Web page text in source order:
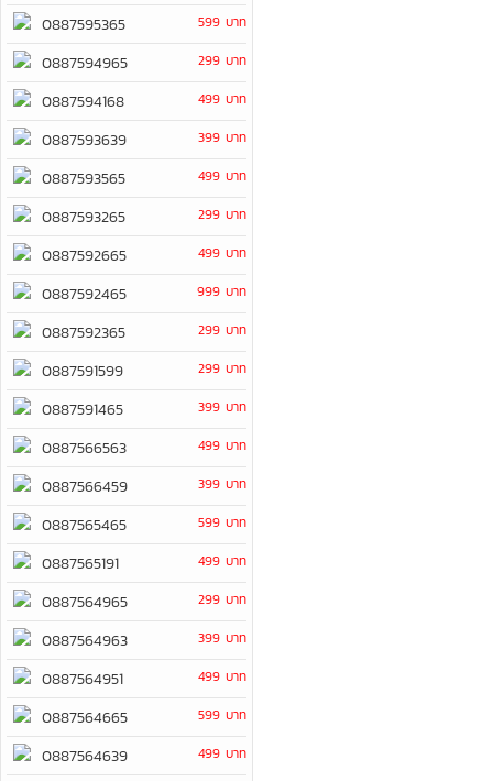
0887595365 599 บาท
0887594965 299 บาท
0887594168 499 บาท
0887593639 399 บาท
0887593565 499 บาท
0887593265 299 บาท
0887592665 499 บาท
0887592465 999 บาท
0887592365 299 บาท
0887591599 299 บาท
0887591465 399 บาท
0887566563 499 บาท
0887566459 399 บาท
0887565465 599 บาท
0887565191 499 บาท
0887564965 299 บาท
0887564963 399 บาท
0887564951 499 บาท
0887564665 599 บาท
0887564639 499 บาท